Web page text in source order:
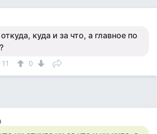
куда и за что, а главное по
11 0